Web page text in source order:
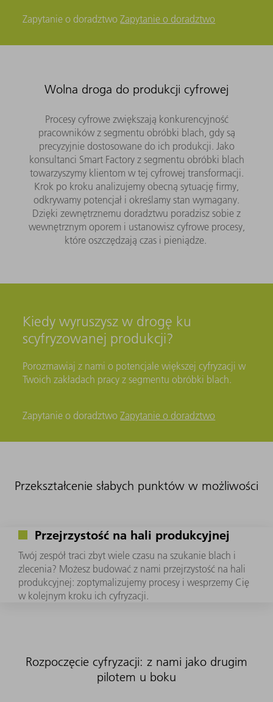
Zapytanie o doradztwoZapytanie o doradztwo
Wolna droga do produkcji cyfrowej
Procesy cyfrowe zwiększają konkurencyjność
pracowników z segmentu obróbki blach, gdy są
precyzyjnie dostosowane do ich produkcji. Jako
konsultanci Smart Factory z segmentu obróbki blach
towarzyszymy klientom w tej cyfrowej transformacji.
Krok po kroku analizujemy obecną sytuację firmy,
odkrywamy potencjał i określamy stan wymagany.
Dzięki zewnętrznemu doradztwu poradzisz sobie z
wewnętrznym oporem i ustanowisz cyfrowe procesy,
które oszczędzają czas i pieniądze.
Kiedy wyruszysz w drogę ku
scyfryzowanej produkcji?
Porozmawiaj z nami o potencjale większej cyfryzacji w
Twoich zakładach pracy z segmentu obróbki blach.
Zapytanie o doradztwoZapytanie o doradztwo
Przekształcenie słabych punktów w możliwości
Przejrzystość na hali produkcyjnej
Twój zespół traci zbyt wiele czasu na szukanie blach i
zlecenia? Możesz budować z nami przejrzystość na hali
produkcyjnej: zoptymalizujemy procesy i wesprzemy Cię
w kolejnym kroku ich cyfryzacji.
Rozpoczęcie cyfryzacji: z nami jako drugim
pilotem u boku